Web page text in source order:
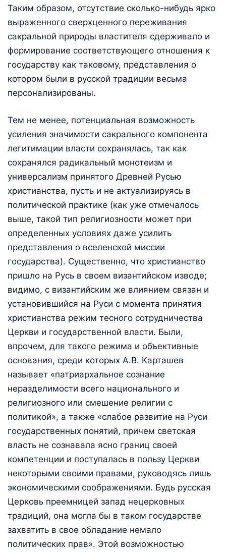
Таким образом, отсутствие сколько-нибудь ярко
выраженного сверхценного переживания
сакральной природы властителя сдерживало и
формирование соответствующего отношения к
государству как таковому, представления о
котором были в русской традиции весьма
персонализированы.
Тем не менее, потенциальная возможность
усиления значимости сакрального компонента
легитимации власти сохранялась, так как
сохранялся радикальный монотеизм и
универсализм принятого Древней Русью
христианства, пусть и не актуализируясь в
политической практике (как уже отмечалось
выше, такой тип религиозности может при
определенных условиях даже усилить
представления о вселенской миссии
государства). Существенно, что христианство
пришло на Русь в своем византийском изводе;
видимо, с византийским же влиянием связан и
установившийся на Руси с момента принятия
христианства режим тесного сотрудничества
Церкви и государственной власти. Были,
впрочем, для такого режима и объективные
основания, среди которых А.В. Карташев
называет «патриархальное сознание
неразделимости всего национального и
религиозного или смешение религии с
политикой», а также «слабое развитие на Руси
государственных понятий, причем светская
власть не сознавала ясно границ своей
компетенции и поступалась в пользу Церкви
некоторыми своими правами, руководясь лишь
экономическими соображениями. Будь русская
Церковь преемницей запад нецерковных
традиций, она могла бы в таком государстве
захватить в свое обладание немало
политических прав». Этой возможностью